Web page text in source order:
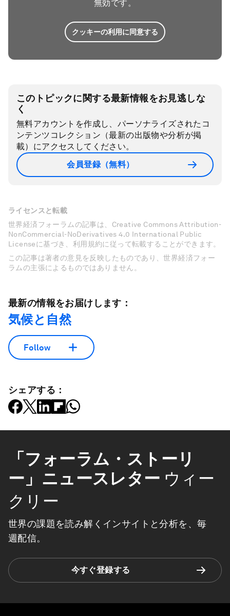
無効です。
クッキーの利用に同意する
このトピックに関する最新情報をお見逃しな
く
無料アカウントを作成し、パーソナライズされたコ
ンテンツコレクション（最新の出版物や分析が掲
載）にアクセスしてください。
会員登録（無料）
ライセンスと転載
世界経済フォーラムの記事は、Creative Commons Attribution-
NonCommercial-NoDerivatives 4.0 International Public
Licenseに基づき、利用規約に従って転載することができます。
この記事は著者の意見を反映したものであり、世界経済フォー
ラムの主張によるものではありません。
最新の情報をお届けします：
気候と自然
Follow
シェアする：
「フォーラム・ストーリ
ー」ニュースレター ウィー
クリー
世界の課題を読み解くインサイトと分析を、毎
週配信。
今すぐ登録する